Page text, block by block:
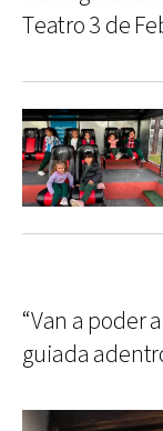
Teatro 3 de
“Van a poder
guiada